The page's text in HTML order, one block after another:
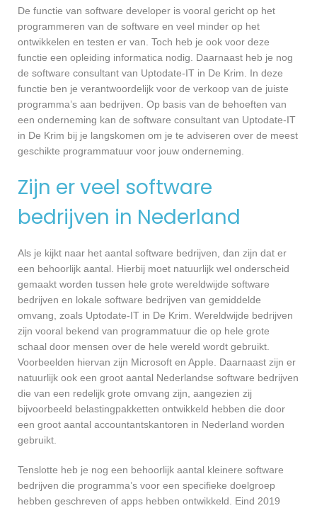
De functie van software developer is vooral gericht op het
programmeren van de software en veel minder op het
ontwikkelen en testen er van. Toch heb je ook voor deze
functie een opleiding informatica nodig. Daarnaast heb je nog
de software consultant van Uptodate-IT in De Krim. In deze
functie ben je verantwoordelijk voor de verkoop van de juiste
programma’s aan bedrijven. Op basis van de behoeften van
een onderneming kan de software consultant van Uptodate-IT
in De Krim bij je langskomen om je te adviseren over de meest
geschikte programmatuur voor jouw onderneming.
Zijn er veel software
bedrijven in Nederland
Als je kijkt naar het aantal software bedrijven, dan zijn dat er
een behoorlijk aantal. Hierbij moet natuurlijk wel onderscheid
gemaakt worden tussen hele grote wereldwijde software
bedrijven en lokale software bedrijven van gemiddelde
omvang, zoals Uptodate-IT in De Krim. Wereldwijde bedrijven
zijn vooral bekend van programmatuur die op hele grote
schaal door mensen over de hele wereld wordt gebruikt.
Voorbeelden hiervan zijn Microsoft en Apple. Daarnaast zijn er
natuurlijk ook een groot aantal Nederlandse software bedrijven
die van een redelijk grote omvang zijn, aangezien zij
bijvoorbeeld belastingpakketten ontwikkeld hebben die door
een groot aantal accountantskantoren in Nederland worden
gebruikt.
Tenslotte heb je nog een behoorlijk aantal kleinere software
bedrijven die programma’s voor een specifieke doelgroep
hebben geschreven of apps hebben ontwikkeld. Eind 2019